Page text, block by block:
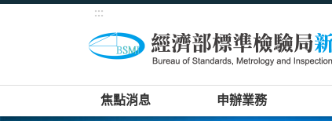
:::
焦點消息 申辦業務